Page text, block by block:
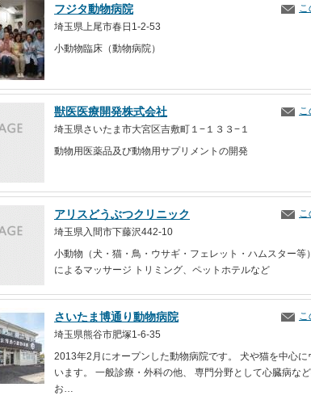
こ
フジタ動物病院
埼玉県上尾市春日1-2-53
小動物臨床（動物病院）
こ
獣医医療開発株式会社
埼玉県さいたま市大宮区吉敷町１−１３３−１
動物用医薬品及び動物用サプリメントの開発
こ
アリスどうぶつクリニック
埼玉県入間市下藤沢442-10
小動物（犬・猫・鳥・ウサギ・フェレット・ハムスター等
によるマッサージ トリミング、ペットホテルなど
こ
さいたま博通り動物病院
埼玉県熊谷市肥塚1-6-35
2013年2月にオープンした動物病院です。 犬や猫を中心
います。 一般診療・外科の他、 専門分野として心臓病な
お…